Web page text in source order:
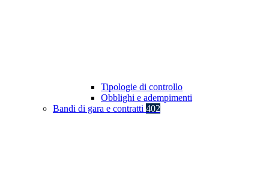
Tipologie di controllo
Obblighi e adempimenti
Bandi di gara e contratti 402